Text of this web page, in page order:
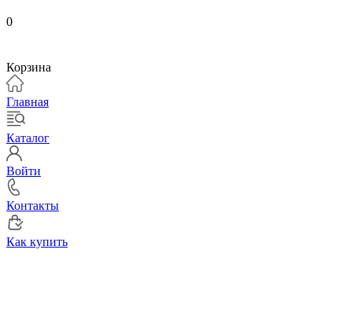
0
Корзина
Главная
Каталог
Войти
Контакты
Как купить